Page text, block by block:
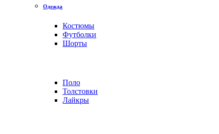
Одежда
Костюмы
Футболки
Шорты
Поло
Толстовки
Лайкры